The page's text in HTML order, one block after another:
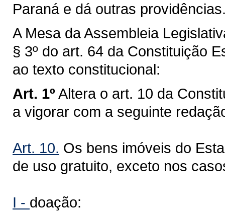
Paraná e dá outras
A Mesa da Assembleia
§ 3º do art. 64 da Constituição
ao texto constitucional:
Art. 1º Altera o art. 10 da
a vigorar com a seguinte
Art. 10. Os bens imóveis do
de uso gratuito, exceto nos
I - doação: